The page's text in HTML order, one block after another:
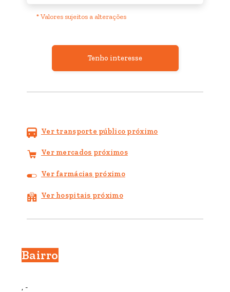
* Valores sujeitos a alterações
Tenho interesse
Ver transporte público próximo
Ver mercados próximos
Ver farmácias próximo
Ver hospitais próximo
Bairro
, -